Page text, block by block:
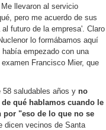
llevaron al servicio
pero me acuerdo de sus
futuro de la empresa'. Claro
lo formábamos aquí
empezado con una
Francisco Mier, que
58 saludables años y no
qué hablamos cuando le
por "eso de lo que no se
dicen vecinos de Santa